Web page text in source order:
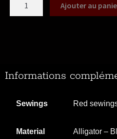
Ajouter au
Informations
Sewings Red
Material
Alligator –